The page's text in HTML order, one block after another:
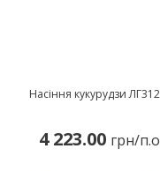
Насіння кукурудзи
4 223.00 грн/